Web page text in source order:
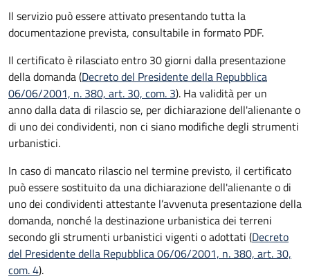
Il servizio può essere attivato presentando tutta la
documentazione prevista, consultabile in formato PDF.
Il certificato è rilasciato entro 30 giorni dalla presentazione
della domanda (Decreto del Presidente della Repubblica
06/06/2001, n. 380, art. 30, com. 3). Ha validità per un
anno dalla data di rilascio se, per dichiarazione dell'alienante o
di uno dei condividenti, non ci siano modifiche degli strumenti
urbanistici.
In caso di mancato rilascio nel termine previsto, il certificato
può essere sostituito da una dichiarazione dell'alienante o di
uno dei condividenti attestante l’avvenuta presentazione della
domanda, nonché la destinazione urbanistica dei terreni
secondo gli strumenti urbanistici vigenti o adottati (Decreto
del Presidente della Repubblica 06/06/2001, n. 380, art. 30,
com. 4).